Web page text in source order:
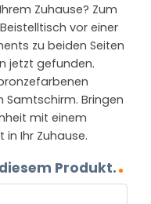
Zuhause? Zum
vor einer
zu beiden Seiten
jetzt gefunden.
Bringen
mit einem
Ihr Zuhause.
Produkt.